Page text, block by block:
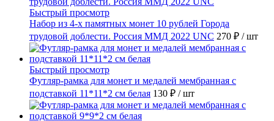
Быстрый просмотр
Набор из 4-х памятных монет 10 рублей Города
трудовой доблести. Россия ММД 2022 UNC 270 ₽ / шт
Быстрый просмотр
Футляр-рамка для монет и медалей мембранная с
подставкой 11*11*2 см белая 130 ₽ / шт